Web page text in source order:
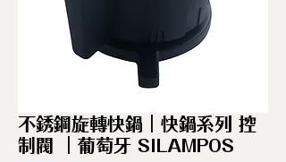
不銹鋼旋轉快鍋｜快鍋系列 控
制閥 ｜葡萄牙 SILAMPOS